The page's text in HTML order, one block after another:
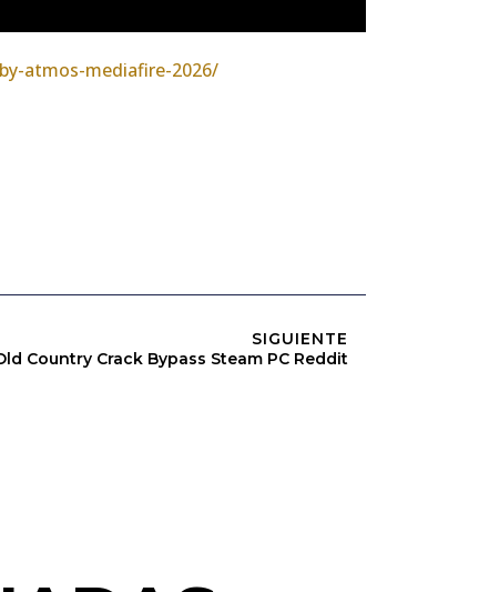
atmos-mediafire-2026/
SIGUIENTE
Country Crack Bypass Steam PC Reddit